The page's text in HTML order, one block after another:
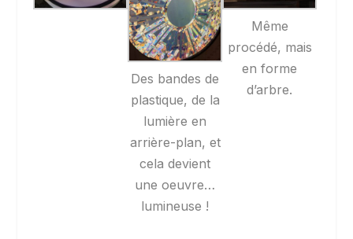
Des bandes de
plastique, de la
lumière en
arrière-plan, et
cela devient
une oeuvre…
lumineuse !
Même
procédé, mais
en forme
d’arbre.